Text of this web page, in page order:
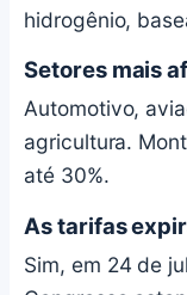
hidrogênio,
Setores mais
Automotivo,
agricultura.
até 30%.
As tarifas
Sim, em 24 de